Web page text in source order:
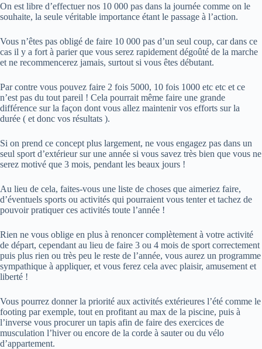
On est libre d’effectuer nos 10 000 pas dans la journée comme on le
souhaite, la seule véritable importance étant le passage à l’action.
Vous n’êtes pas obligé de faire 10 000 pas d’un seul coup, car dans ce
cas il y a fort à parier que vous serez rapidement dégoûté de la marche
et ne recommencerez jamais, surtout si vous êtes débutant.
Par contre vous pouvez faire 2 fois 5000, 10 fois 1000 etc etc et ce
n’est pas du tout pareil ! Cela pourrait même faire une grande
différence sur la façon dont vous allez maintenir vos efforts sur la
durée ( et donc vos résultats ).
Si on prend ce concept plus largement, ne vous engagez pas dans un
seul sport d’extérieur sur une année si vous savez très bien que vous ne
serez motivé que 3 mois, pendant les beaux jours !
Au lieu de cela, faites-vous une liste de choses que aimeriez faire,
d’éventuels sports ou activités qui pourraient vous tenter et tachez de
pouvoir pratiquer ces activités toute l’année !
Rien ne vous oblige en plus à renoncer complètement à votre activité
de départ, cependant au lieu de faire 3 ou 4 mois de sport correctement
puis plus rien ou très peu le reste de l’année, vous aurez un programme
sympathique à appliquer, et vous ferez cela avec plaisir, amusement et
liberté !
Vous pourrez donner la priorité aux activités extérieures l’été comme le
footing par exemple, tout en profitant au max de la piscine, puis à
l’inverse vous procurer un tapis afin de faire des exercices de
musculation l’hiver ou encore de la corde à sauter ou du vélo
d’appartement.